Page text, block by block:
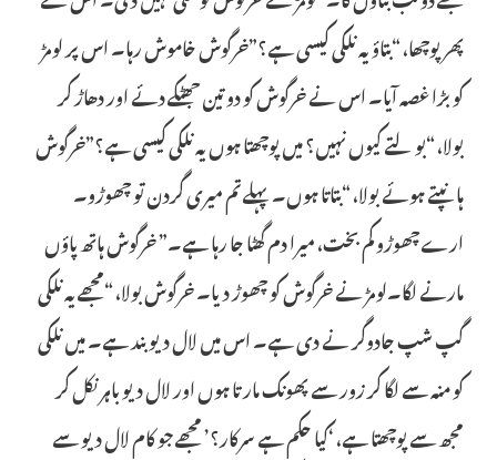
پھر پوچھا، “بتاؤ یہ نلکی کیسی ہے؟”خرگوش خاموش رہا۔ اس پر لومڑ
کو بڑا غصہ آیا۔ اس نے خرگوش کو دو تین جھٹکے دئے اور دھاڑ کر
بولا، “بولتے کیوں نہیں؟ میں پوچھتا ہوں یہ نلکی کیسی ہے؟”خرگوش
ہانپتے ہوئے بولا، “بتاتا ہوں۔ پہلے تم میری گردن تو چھوڑو۔
ارے چھوڑو کم بخت، میرا دم گھٹا جا رہا ہے۔” خرگوش ہاتھ پاؤں
مارنے لگا۔لومڑ نے خرگوش کو چھوڑ دیا۔ خرگوش بولا، “مجھے یہ نلکی
گپ شپ جادوگر نے دی ہے۔ اس میں لال دیو بند ہے۔ میں نلکی
کو منہ سے لگا کر زور سے پھونک مارتا ہوں اور لال دیو باہر نکل کر
مجھ سے پوچھتا ہے، ‘کیا حکم ہے سرکار؟’ مجھے جو کام لال دیو سے